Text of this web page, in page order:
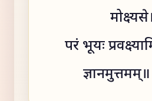
मोक्ष्यसे।
परं भूयः